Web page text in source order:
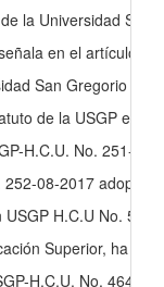
la Universidad San
en el artículo 9
San Gregorio de
de la USGP
H.C.U. No. 251-
08-2017
H.C.U No.
Superior, ha
H.C.U. No. 464-